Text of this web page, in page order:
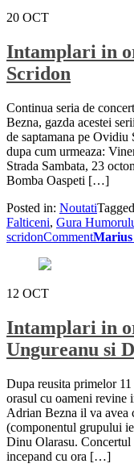
20 OCT
Intamplari in
Scridon
Continua seria de
Bezna, gazda acestei
de saptamana pe
dupa cum urmeaza:
Strada Sambata, 23
Bomba Oaspeti […]
Posted in: Noutati
Falticeni, Gura
scridonCommentMarius
12 OCT
Intamplari in
Ungureanu si
Dupa reusita primelor
orasul cu oameni revine
Adrian Bezna il va avea
(componentul grupului
Dinu Olarasu. Concertul
incepand cu ora […]